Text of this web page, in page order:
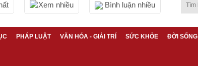
Xem nhiều Bình luận nhiều
PHÁP LUẬT VĂN HÓA - GIẢI TRÍ SỨC KHỎE ĐỜI SỐNG